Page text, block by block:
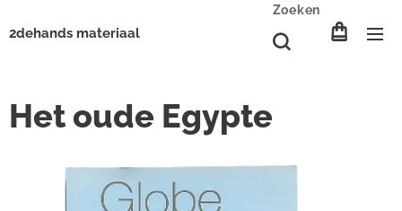
2dehands materiaal
Zoeken
Het oude Egypte